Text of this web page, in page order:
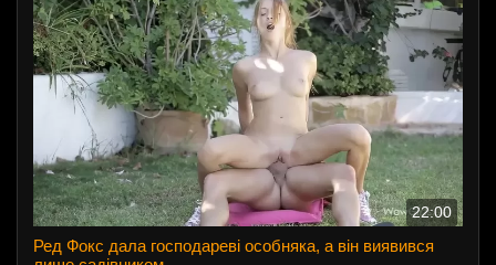
22:00
Ред Фокс дала господареві особняка, а він виявився